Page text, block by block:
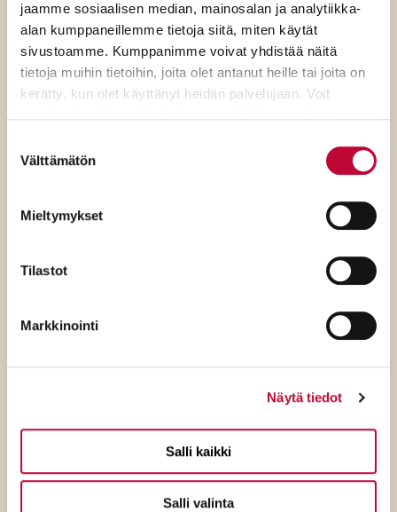
jaamme sosiaalisen median, mainosalan ja analytiikka-
alan kumppaneillemme tietoja siitä, miten käytät
sivustoamme. Kumppanimme voivat yhdistää näitä
tietoja muihin tietoihin, joita olet antanut heille tai joita on
kerätty, kun olet käyttänyt heidän palvelujaan. Voit
valinta
Välttämätön
Mieltymykset
Tilastot
Markkinointi
Näytä tiedot
Salli kaikki
Salli valinta
Luitko jo?
SDP:n Piritta Rantanen:
Sikaruton torjunnassa
ratkaisevat oikea tieto,
avoimuus ja selkeät ohjeet